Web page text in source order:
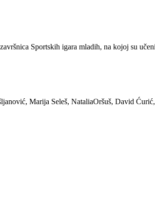
Sportskih igara mladih, na kojoj su
Marija Seleš, NataliaOršuš, David